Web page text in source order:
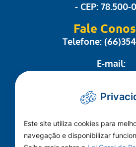
- CEP: 78.500-
Fale
Telefone:
E-mail:
Mapa do
Conheça a
A Cidade
Este site utiliza cookies para
navegação e disponibilizar